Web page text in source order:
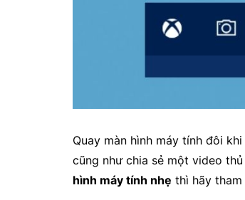
Quay màn hình máy tính đôi
cũng như chia sẻ một video
hình máy tính nhẹ thì hãy